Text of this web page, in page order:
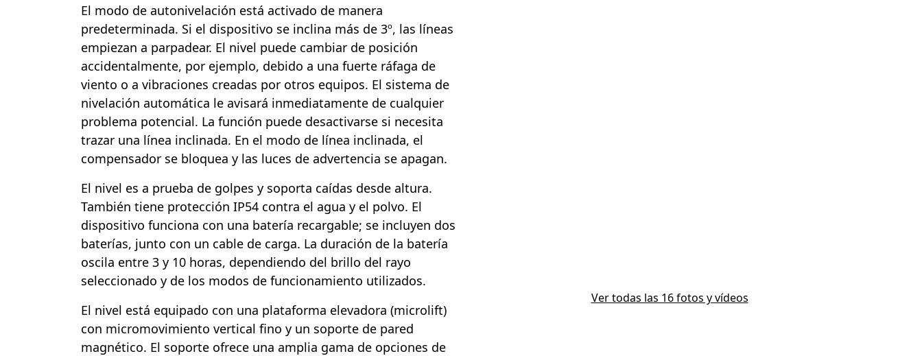
Ver todas las 16 fotos y vídeos
El modo de autonivelación está activado de manera
predeterminada. Si el dispositivo se inclina más de 3º, las líneas
empiezan a parpadear. El nivel puede cambiar de posición
accidentalmente, por ejemplo, debido a una fuerte ráfaga de
viento o a vibraciones creadas por otros equipos. El sistema de
nivelación automática le avisará inmediatamente de cualquier
problema potencial. La función puede desactivarse si necesita
trazar una línea inclinada. En el modo de línea inclinada, el
compensador se bloquea y las luces de advertencia se apagan.
El nivel es a prueba de golpes y soporta caídas desde altura.
También tiene protección IP54 contra el agua y el polvo. El
dispositivo funciona con una batería recargable; se incluyen dos
baterías, junto con un cable de carga. La duración de la batería
oscila entre 3 y 10 horas, dependiendo del brillo del rayo
seleccionado y de los modos de funcionamiento utilizados.
El nivel está equipado con una plataforma elevadora (microlift)
con micromovimiento vertical fino y un soporte de pared
magnético. El soporte ofrece una amplia gama de opciones de